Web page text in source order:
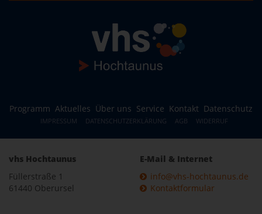
Programm Aktuelles Über uns Service Kontakt Datenschutz
IMPRESSUM DATENSCHUTZERKLÄRUNG AGB WIDERRUF
vhs Hochtaunus
Füllerstraße 1
61440 Oberursel
E-Mail & Internet
info@vhs-hochtaunus.de
Kontaktformular